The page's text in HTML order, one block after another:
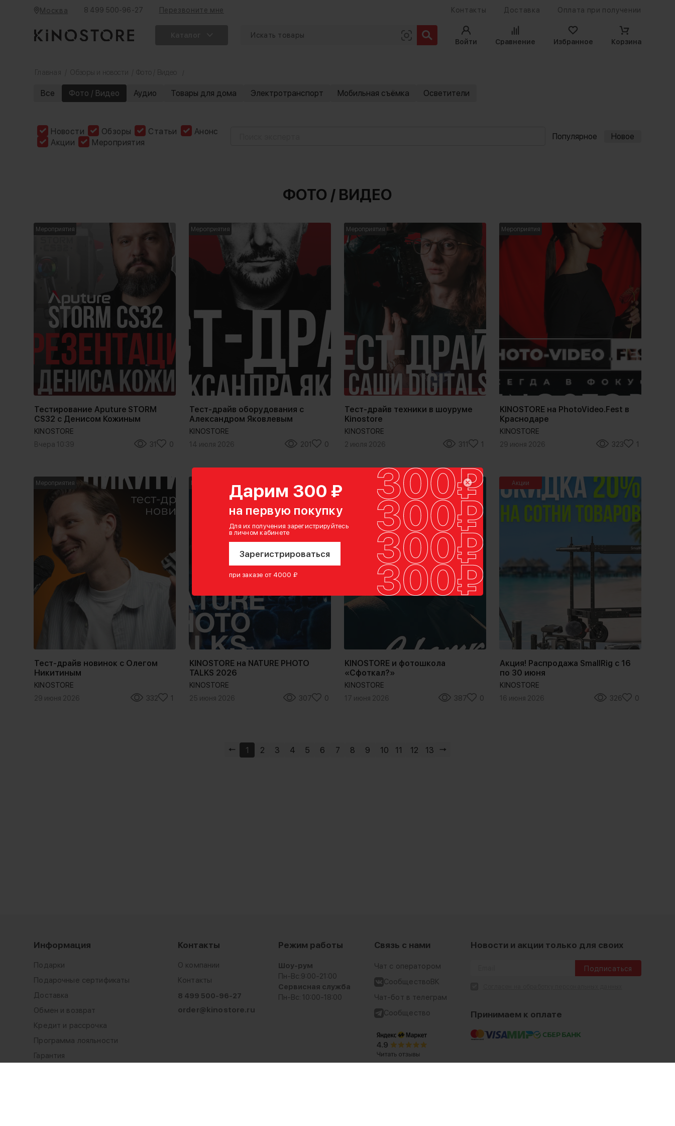
Дарим 300 ₽
на первую покупку
Для их получения зарегистрируйтесь
в личном кабинете
Зарегистрироваться
при заказе от 4000 ₽
Москва 8 499 500-96-27 Перезвоните мне Контакты Доставка Оплата при получении
Войти
Сравнение Избранное Корзина
Главная Обзоры и новости Фото / Видео
Все Фото / Видео Аудио Товары для дома Электротранспорт Мобильная съёмка Осветители
Новости Обзоры Статьи
Анонс
Акции
Мероприятия
Популярное Новое
ФОТО / ВИДЕО
Мероприятия
Тестирование Aputure STORM
CS32 с Денисом Кожиным
KINOSTORE
Вчера 10:39
31 0
Мероприятия
Тест-драйв оборудования с
Александром Яковлевым
KINOSTORE
14 июля 2026
201 0
Мероприятия
Тест-драйв техники в шоуруме
Kinostore
KINOSTORE
2 июля 2026
311 1
Мероприятия
KINOSTORE на PhotoVideo.Fest в
Краснодаре
KINOSTORE
29 июня 2026
323 1
Мероприятия
Тест-драйв новинок с Олегом
Никитиным
KINOSTORE
29 июня 2026
332 1
Мероприятия
KINOSTORE на NATURE PHOTO
TALKS 2026
KINOSTORE
25 июня 2026
307 0
Мероприятия
​KINOSTORE и фотошкола
«Сфоткал?»
KINOSTORE
17 июня 2026
387 0
Акции
Акция! Распродажа SmallRig с 16
по 30 июня
KINOSTORE
16 июня 2026
326 0
1 2 3 4 5 6 7 8 9 10 11 12 13
Информация
Подарки
Подарочные сертификаты
Доставка
Обмен и возврат
Кредит и рассрочка
Программа лояльности
Гарантия
Контакты
О компании
Контакты
8 499 500-96-27
order@kinostore.ru
Режим работы
Шоу-рум
Пн-Вс:9:00-21:00
Сервисная служба
Пн-Вс: 10:00-18:00
Связь с нами
Чат с оператором
СообществоВК
Чат-бот в телеграм
Сообщество
Новости и акции только для своих
Подписаться
Принимаем к оплате